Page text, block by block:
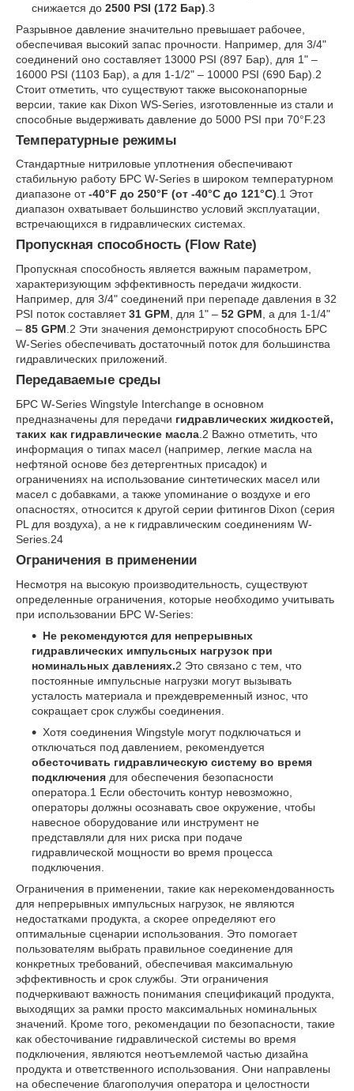
снижается до 2500 PSI (172 Бар) 3
Разрывное давление значительно превышает рабочее,
обеспечивая высокий запас прочности. Например, для 3/4"
соединений оно составляет 13000 PSI (897 Бар), для 1" –
16000 PSI (1103 Бар), а для 1-1/2" – 10000 PSI (690 Бар). 2
Стоит отметить, что существуют также высоконапорные
версии, такие как Dixon WS-Series, изготовленные из стали и
способные выдерживать давление до 5000 PSI при 70°F. 23
Температурные режимы
Стандартные нитриловые уплотнения обеспечивают
стабильную работу БРС W-Series в широком температурном
диапазоне от-40°F до 250°F (от -40°C до 121°C).1 Этот
диапазон охватывает большинство условий эксплуатации,
встречающихся в гидравлических системах.
Пропускная способность (Flow Rate)
Пропускная способность является важным параметром,
характеризующим эффективность передачи жидкости.
Например, для 3/4" соединений при перепаде давления в 32
PSI поток составляет31 GPM , для 1" – 52 GPM , а для 1-1/4"
– 85 GPM 2 Эти значения демонстрируют способность БРС
W-Series обеспечивать достаточный поток для большинства
гидравлических приложений.
Передаваемые среды
БРС W-Series Wingstyle Interchange в основном
предназначены для передачи гидравлических жидкостей,
таких как гидравлические масла 2 Важно отметить, что
информация о типах масел (например, легкие масла на
нефтяной основе без детергентных присадок) и
ограничениях на использование синтетических масел или
масел с добавками, а также упоминание о воздухе и его
опасностях, относится к другой серии фитингов Dixon (серия
PL для воздуха), а не к гидравлическим соединениям W-
Series. 24
Ограничения в применении
Несмотря на высокую производительность, существуют
определенные ограничения, которые необходимо учитывать
при использовании БРС W-Series:
Не рекомендуются для непрерывных
гидравлических импульсных нагрузок при
номинальных давлениях.2 Это связано с тем, что
постоянные импульсные нагрузки могут вызывать
усталость материала и преждевременный износ, что
сокращает срок службы соединения.
Хотя соединения Wingstyle могут подключаться и
отключаться под давлением, рекомендуется
обесточивать гидравлическую систему во время
подключения для обеспечения безопасности
оператора. 1 Если обесточить контур невозможно,
операторы должны осознавать свое окружение, чтобы
навесное оборудование или инструмент не
представляли для них риска при подаче
гидравлической мощности во время процесса
подключения.
Ограничения в применении, такие как нерекомендованность
для непрерывных импульсных нагрузок, не являются
недостатками продукта, а скорее определяют его
оптимальные сценарии использования. Это помогает
пользователям выбрать правильное соединение для
конкретных требований, обеспечивая максимальную
эффективность и срок службы. Эти ограничения
подчеркивают важность понимания спецификаций продукта,
выходящих за рамки просто максимальных номинальных
значений. Кроме того, рекомендации по безопасности, такие
как обесточивание гидравлической системы во время
подключения, являются неотъемлемой частью дизайна
продукта и ответственного использования. Они направлены
на обеспечение благополучия оператора и целостности